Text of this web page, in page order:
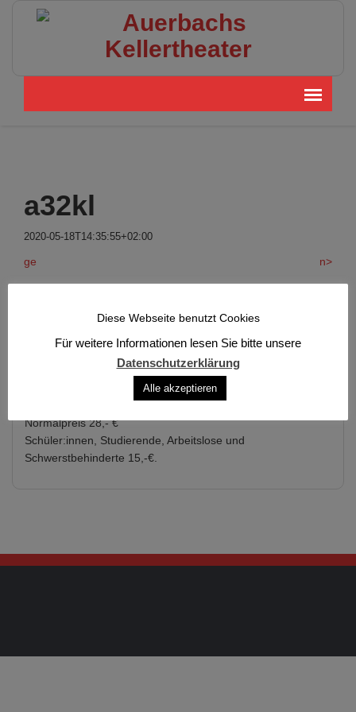
a32kl
2020-05-18T14:35:55+02:00
ge n>
Eintrittspreise:
Normalpreis 28,- €
Schüler:innen, Studierende, Arbeitslose und
Schwerstbehinderte 15,-€.
Diese Webseite benutzt Cookies
Für weitere Informationen lesen Sie bitte unsere
Datenschutzerklärung
Alle akzeptieren